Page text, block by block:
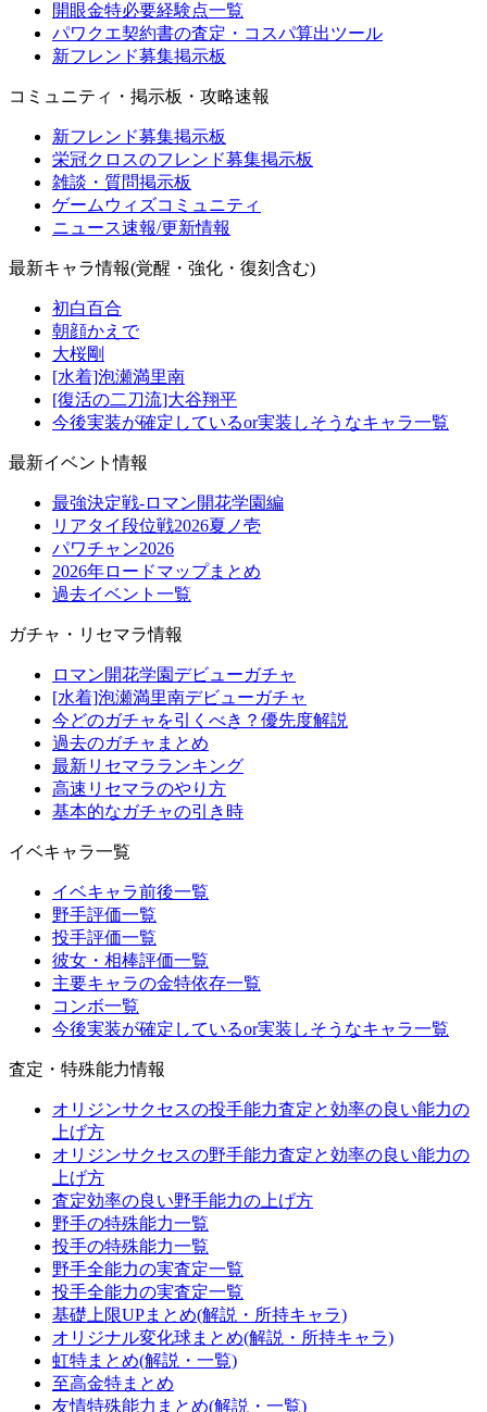
開眼金特必要経験点一覧
パワクエ契約書の査定・コスパ算出ツール
新フレンド募集掲示板
コミュニティ・掲示板・攻略速報
新フレンド募集掲示板
栄冠クロスのフレンド募集掲示板
雑談・質問掲示板
ゲームウィズコミュニティ
ニュース速報/更新情報
最新キャラ情報(覚醒・強化・復刻含む)
初白百合
朝顔かえで
大桜剛
[水着]泡瀬満里南
[復活の二刀流]大谷翔平
今後実装が確定しているor実装しそうなキャラ一覧
最新イベント情報
最強決定戦-ロマン開花学園編
リアタイ段位戦2026夏ノ壱
パワチャン2026
2026年ロードマップまとめ
過去イベント一覧
ガチャ・リセマラ情報
ロマン開花学園デビューガチャ
[水着]泡瀬満里南デビューガチャ
今どのガチャを引くべき？優先度解説
過去のガチャまとめ
最新リセマラランキング
高速リセマラのやり方
基本的なガチャの引き時
イベキャラ一覧
イベキャラ前後一覧
野手評価一覧
投手評価一覧
彼女・相棒評価一覧
主要キャラの金特依存一覧
コンボ一覧
今後実装が確定しているor実装しそうなキャラ一覧
査定・特殊能力情報
オリジンサクセスの投手能力査定と効率の良い能力の
上げ方
オリジンサクセスの野手能力査定と効率の良い能力の
上げ方
査定効率の良い野手能力の上げ方
野手の特殊能力一覧
投手の特殊能力一覧
野手全能力の実査定一覧
投手全能力の実査定一覧
基礎上限UPまとめ(解説・所持キャラ)
オリジナル変化球まとめ(解説・所持キャラ)
虹特まとめ(解説・一覧)
至高金特まとめ
友情特殊能力まとめ(解説・一覧)